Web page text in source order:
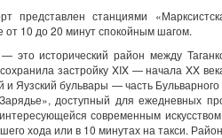
представлен станциями
от 10 до 20 минут спокойным шагом.
— это исторический район между
застройку XIX — начала XX
и Яузский бульвары — часть
доступный для ежедневных
современным
хода или в 10 минутах на такси.